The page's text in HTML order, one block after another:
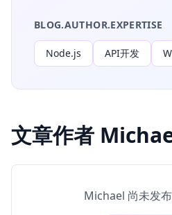
BLOG.AUTHOR.EXPERTISE
Node.js API开发
文章作者
Michael 尚未发布